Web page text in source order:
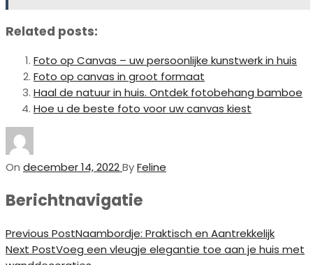
Related posts:
Foto op Canvas – uw persoonlijke kunstwerk in huis
Foto op canvas in groot formaat
Haal de natuur in huis. Ontdek fotobehang bamboe
Hoe u de beste foto voor uw canvas kiest
On december 14, 2022ByFeline
Berichtnavigatie
Previous PostNaambordje: Praktisch en Aantrekkelijk
Next PostVoeg een vleugje elegantie toe aan je huis met